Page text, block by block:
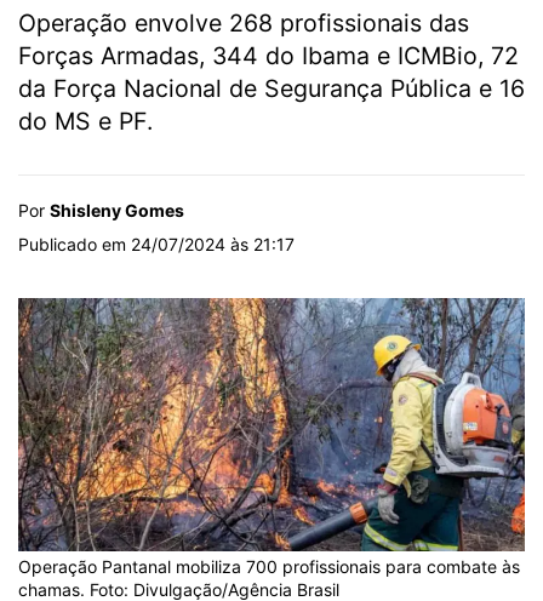
Operação envolve 268 profissionais das
Forças Armadas, 344 do Ibama e ICMBio, 72
da Força Nacional de Segurança Pública e 16
do MS e PF.
Por Shisleny Gomes
Publicado em 24/07/2024 às 21:17
Operação Pantanal mobiliza 700 profissionais para combate às
chamas. Foto: Divulgação/Agência Brasil